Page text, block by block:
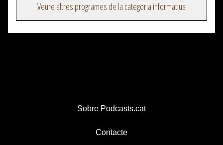
Veure altres programes de la categoria informatius
Sobre Podcasts.cat
Contacte